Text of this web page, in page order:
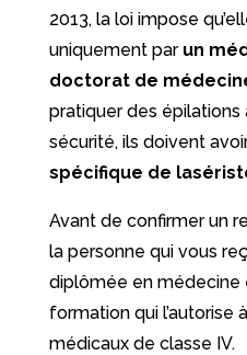
2013, la loi impose
uniquement par un
doctorat de
pratiquer des épilations
sécurité, ils doivent
spécifique de
Avant de confirmer un
la personne qui vous
diplômée en médecine
formation qui l’autorise
médicaux de classe IV.